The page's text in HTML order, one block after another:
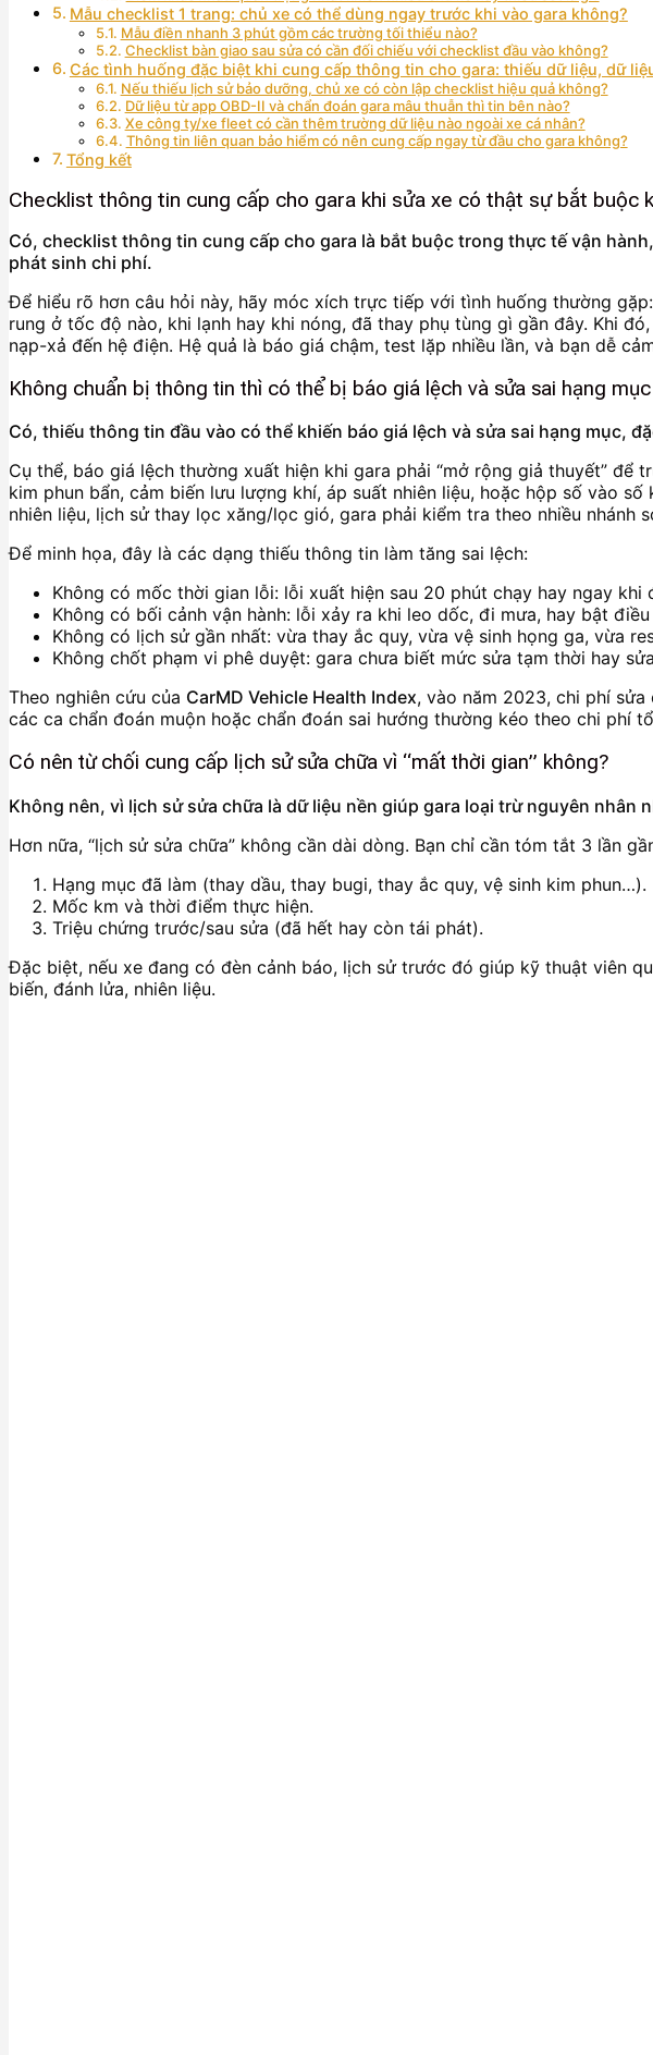
Mẫu checklist 1 trang: chủ xe có thể dùng ngay trước khi vào gara không?
Mẫu điền nhanh 3 phút gồm các trường tối thiểu nào?
Checklist bàn giao sau sửa có cần đối chiếu với checklist đầu vào không?
Các tình huống đặc biệt khi cung cấp thông tin cho gara: thiếu dữ liệu, dữ
Nếu thiếu lịch sử bảo dưỡng, chủ xe có còn lập checklist hiệu quả không?
Dữ liệu từ app OBD-II và chẩn đoán gara mâu thuẫn thì tin bên nào?
Xe công ty/xe fleet có cần thêm trường dữ liệu nào ngoài xe cá nhân?
Thông tin liên quan bảo hiểm có nên cung cấp ngay từ đầu cho gara không?
Tổng kết
Checklist thông tin cung cấp cho gara khi sửa xe có thật sự bắt buộc
Có, checklist thông tin cung cấp cho gara là bắt buộc trong thực tế vận
phát sinh chi phí.
Để hiểu rõ hơn câu hỏi này, hãy móc xích trực tiếp với tình huống thường
rung ở tốc độ nào, khi lạnh hay khi nóng, đã thay phụ tùng gì gần đây. Khi
nạp-xả đến hệ điện. Hệ quả là báo giá chậm, test lặp nhiều lần, và bạn dễ
Không chuẩn bị thông tin thì có thể bị báo giá lệch và sửa sai hạng
Có, thiếu thông tin đầu vào có thể khiến báo giá lệch và sửa sai hạng mục,
Cụ thể, báo giá lệch thường xuất hiện khi gara phải “mở rộng giả thuyết”
kim phun bẩn, cảm biến lưu lượng khí, áp suất nhiên liệu, hoặc hộp số vào
nhiên liệu, lịch sử thay lọc xăng/lọc gió, gara phải kiểm tra theo nhiều nhánh
Để minh họa, đây là các dạng thiếu thông tin làm tăng sai lệch:
Không có mốc thời gian lỗi: lỗi xuất hiện sau 20 phút chạy hay ngay khi
Không có bối cảnh vận hành: lỗi xảy ra khi leo dốc, đi mưa, hay bật điều
Không có lịch sử gần nhất: vừa thay ắc quy, vừa vệ sinh họng ga, vừa
Không chốt phạm vi phê duyệt: gara chưa biết mức sửa tạm thời hay
Theo nghiên cứu của CarMD Vehicle Health Index, vào năm 2023, chi phí
các ca chẩn đoán muộn hoặc chẩn đoán sai hướng thường kéo theo chi phí
Có nên từ chối cung cấp lịch sử sửa chữa vì “mất thời gian” không?
Không nên, vì lịch sử sửa chữa là dữ liệu nền giúp gara loại trừ nguyên nhân
Hơn nữa, “lịch sử sửa chữa” không cần dài dòng. Bạn chỉ cần tóm tắt 3 lần
Hạng mục đã làm (thay dầu, thay bugi, thay ắc quy, vệ sinh kim phun…).
Mốc km và thời điểm thực hiện.
Triệu chứng trước/sau sửa (đã hết hay còn tái phát).
Đặc biệt, nếu xe đang có đèn cảnh báo, lịch sử trước đó giúp kỹ thuật viên
biến, đánh lửa, nhiên liệu.